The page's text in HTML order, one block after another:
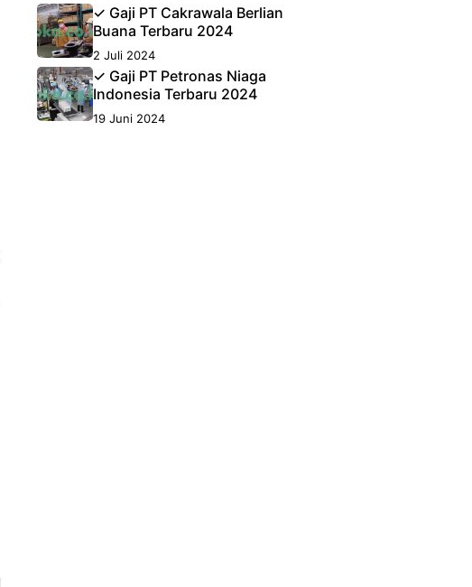
✓ Gaji PT Cakrawala Berlian
Buana Terbaru 2024
2 Juli 2024
✓ Gaji PT Petronas Niaga
Indonesia Terbaru 2024
19 Juni 2024